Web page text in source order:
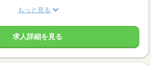
もっと見る
求人詳細を見る